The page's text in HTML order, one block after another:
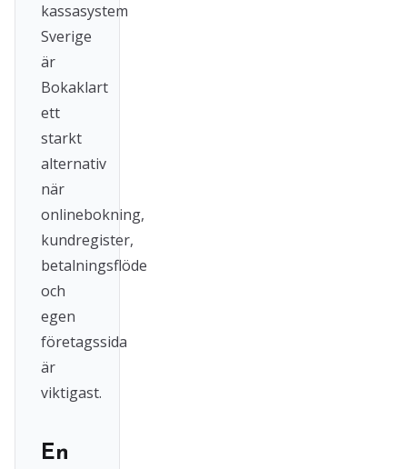
kassasystem
Sverige
är
Bokaklart
ett
starkt
alternativ
när
onlinebokning,
kundregister,
betalningsflöde
och
egen
företagssida
är
viktigast.
En